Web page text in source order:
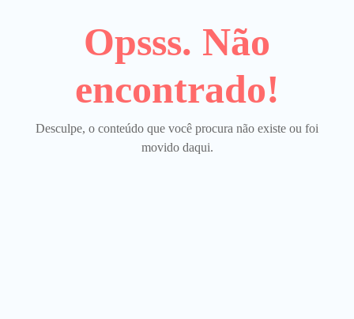
Opsss. Não
encontrado!
Desculpe, o conteúdo que você procura não existe ou foi
movido daqui.